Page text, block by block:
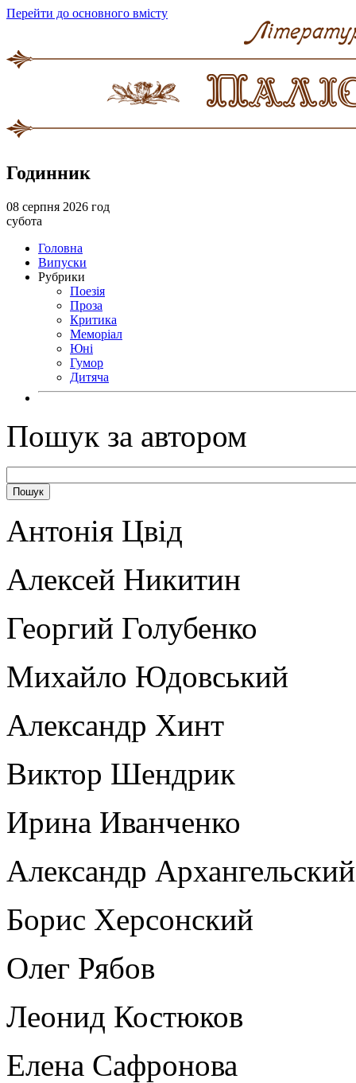
Перейти до основного вмісту
Годинник
08 серпня 2026 год
субота
Головна
Випуски
Рубрики
Поезія
Проза
Критика
Меморіал
Юні
Гумор
Дитяча
Пошук за автором
Антонія Цвід
Алексей Никитин
Георгий Голубенко
Михайло Юдовський
Александр Хинт
Виктор Шендрик
Ирина Иванченко
Александр Архангельский
Борис Херсонский
Олег Рябов
Леонид Костюков
Елена Сафронова